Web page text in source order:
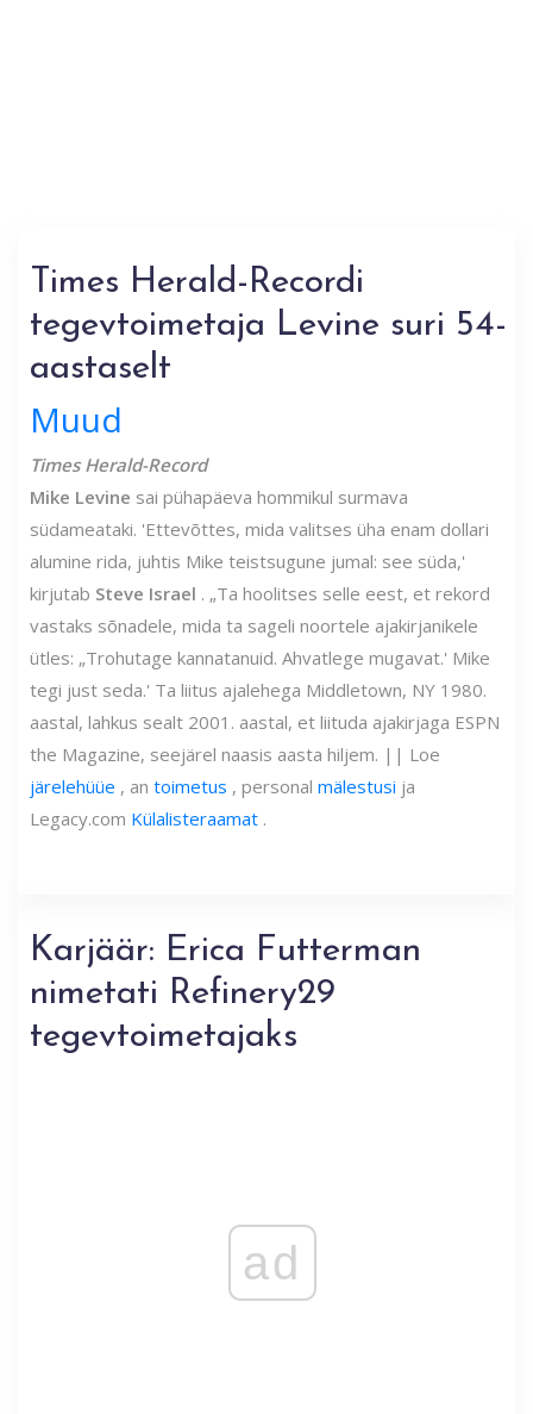
Times Herald-Recordi
tegevtoimetaja Levine suri 54-
aastaselt
Muud
Times Herald-Record
Mike Levine sai pühapäeva hommikul surmava
südameataki. 'Ettevõttes, mida valitses üha enam dollari
alumine rida, juhtis Mike teistsugune jumal: see süda,'
kirjutab Steve Israel . „Ta hoolitses selle eest, et rekord
vastaks sõnadele, mida ta sageli noortele ajakirjanikele
ütles: „Trohutage kannatanuid. Ahvatlege mugavat.' Mike
tegi just seda.' Ta liitus ajalehega Middletown, NY 1980.
aastal, lahkus sealt 2001. aastal, et liituda ajakirjaga ESPN
the Magazine, seejärel naasis aasta hiljem. || Loe
järelehüüe , an toimetus , personal mälestusi ja
Legacy.com Külalisteraamat .
Karjäär: Erica Futterman
nimetati Refinery29
tegevtoimetajaks
ad